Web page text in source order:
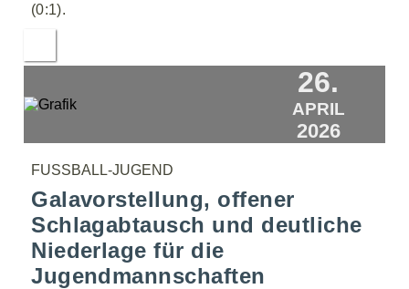
(0:1).
26.
APRIL
2026
FUSSBALL-JUGEND
Galavorstellung, offener
Schlagabtausch und deutliche
Niederlage für die
Jugendmannschaften